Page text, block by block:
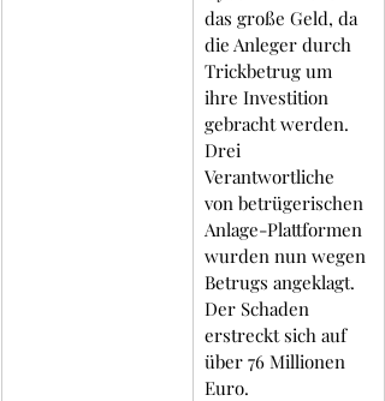
das große Geld, da
die Anleger durch
Trickbetrug um
ihre Investition
gebracht werden.
Drei
Verantwortliche
von betrügerischen
Anlage-Plattformen
wurden nun wegen
Betrugs angeklagt.
Der Schaden
erstreckt sich auf
über 76 Millionen
Euro.